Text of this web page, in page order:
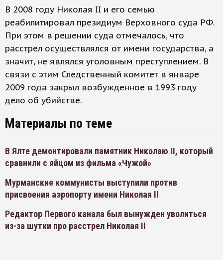
В 2008 году Николая II и его семью
реабилитировал президиум Верховного суда РФ.
При этом в решении суда отмечалось, что
расстрел осуществлялся от имени государства, а
значит, не являлся уголовным преступлением. В
связи с этим Следственный комитет в январе
2009 года закрыл возбужденное в 1993 году
дело об убийстве.
Материалы по теме
В Ялте демонтировали памятник Николаю II, который
сравнили с яйцом из фильма «Чужой»
Мурманские коммунисты выступили против
присвоения аэропорту имени Николая II
Редактор Первого канала был вынужден уволиться
из-за шутки про расстрел Николая II